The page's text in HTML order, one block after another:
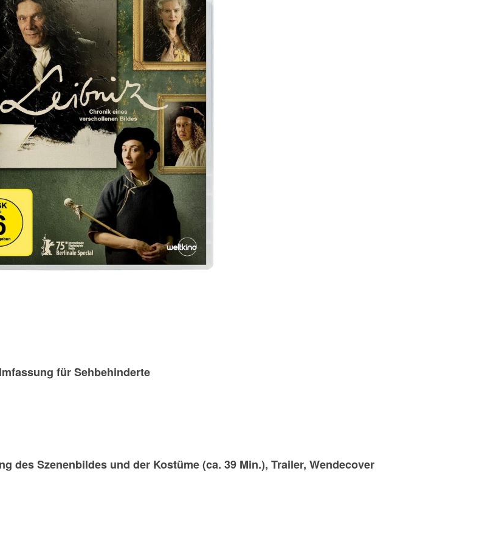
für Sehbehinderte
des Szenenbildes und der Kostüme (ca. 39 Min.), Trailer, Wendecover